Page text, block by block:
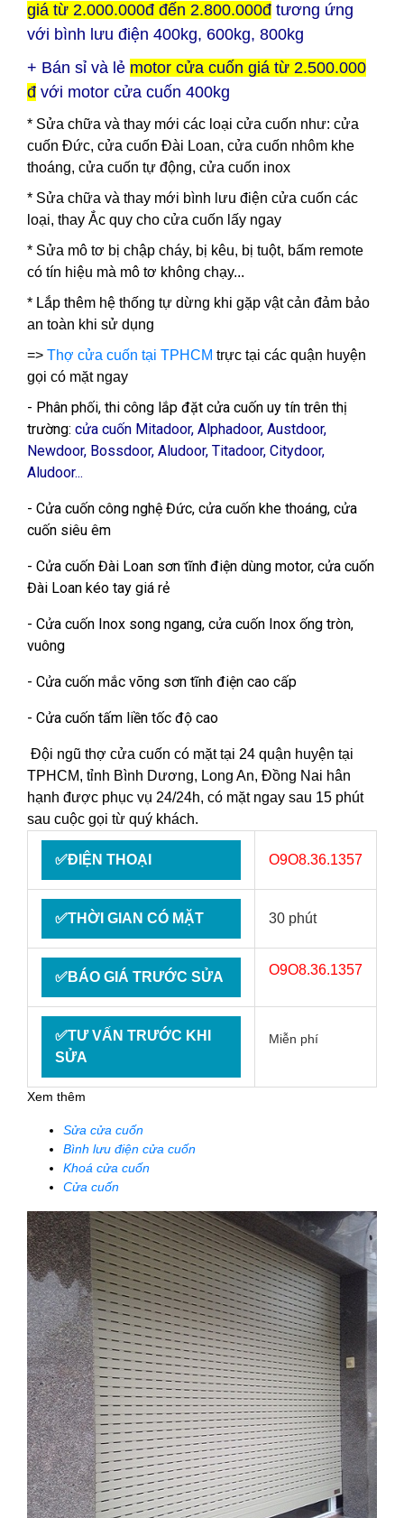
giá từ 2.000.000đ đến 2.800.000đ tương ứng
với bình lưu điện 400kg, 600kg, 800kg
+ Bán sỉ và lẻ motor cửa cuốn giá từ 2.500.000
đ với motor cửa cuốn 400kg
* Sửa chữa và thay mới các loại cửa cuốn như: cửa
cuốn Đức, cửa cuốn Đài Loan, cửa cuốn nhôm khe
thoáng, cửa cuốn tự động, cửa cuốn inox
* Sửa chữa và thay mới bình lưu điện cửa cuốn các
loại, thay Ắc quy cho cửa cuốn lấy ngay
* Sửa mô tơ bị chập cháy, bị kêu, bị tuột, bấm remote
có tín hiệu mà mô tơ không chạy...
* Lắp thêm hệ thống tự dừng khi gặp vật cản đảm bảo
an toàn khi sử dụng
=> Thợ cửa cuốn tại TPHCM trực tại các quận huyện
gọi có mặt ngay
- Phân phối, thi công lắp đặt cửa cuốn uy tín trên thị
trường: cửa cuốn Mitadoor, Alphadoor, Austdoor,
Newdoor, Bossdoor, Aludoor, Titadoor, Citydoor,
Aludoor...
- Cửa cuốn công nghệ Đức, cửa cuốn khe thoáng, cửa
cuốn siêu êm
- Cửa cuốn Đài Loan sơn tĩnh điện dùng motor, cửa cuốn
Đài Loan kéo tay giá rẻ
- Cửa cuốn Inox song ngang, cửa cuốn Inox ống tròn,
vuông
- Cửa cuốn mắc võng sơn tĩnh điện cao cấp
- Cửa cuốn tấm liền tốc độ cao
Đội ngũ thợ cửa cuốn có mặt tại 24 quận huyện tại
TPHCM, tỉnh Bình Dương, Long An, Đồng Nai hân
hạnh được phục vụ 24/24h, có mặt ngay sau 15 phút
sau cuộc gọi từ quý khách.
✅ĐIỆN THOẠI O9O8.36.1357
✅THỜI GIAN CÓ MẶT 30 phút
✅BÁO GIÁ TRƯỚC SỬA O9O8.36.1357
✅TƯ VẤN TRƯỚC KHI
SỬA
Miễn phí
Xem thêm
Sửa cửa cuốn
Bình lưu điện cửa cuốn
Khoá cửa cuốn
Cửa cuốn